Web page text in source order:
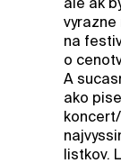
ale ak
vyrazne
na
o
A
ako
listkov.